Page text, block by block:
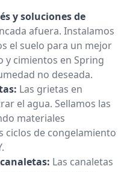
y soluciones de
afuera. Instalamos
el suelo para un mejor
y cimientos en Spring
no deseada.
Las grietas en
el agua. Sellamos las
materiales
ciclos de congelamiento
Las canaletas